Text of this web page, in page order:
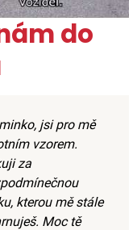
do
jsi pro mě
vzorem.
za
kterou mě stále
Moc tě